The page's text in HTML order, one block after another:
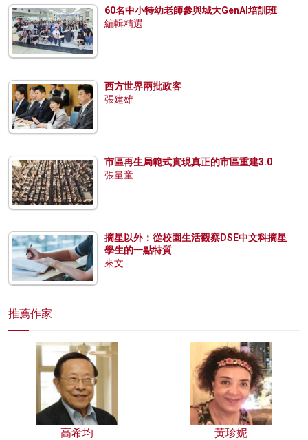
60名中小特幼老師參與城大GenAI培訓班
編輯精選
西方世界兩批政客
張建雄
市區再生局範式實現真正的市區重建3.0
張量童
摘星以外：從校園生活觀察DSE中文科摘星
學生的一點特質
來文
推薦作家
高希均 黃珍妮